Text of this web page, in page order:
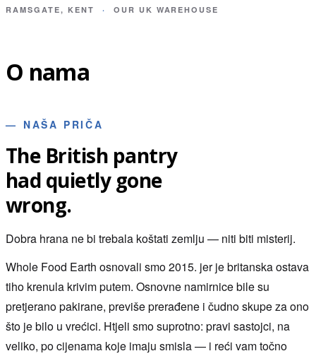
RAMSGATE, KENT · OUR UK WAREHOUSE
O nama
— NAŠA PRIČA
The British pantry
had quietly gone
wrong.
Dobra hrana ne bi trebala koštati zemlju — niti biti misterij.
Whole Food Earth osnovali smo 2015. jer je britanska ostava
tiho krenula krivim putem. Osnovne namirnice bile su
pretjerano pakirane, previše prerađene i čudno skupe za ono
što je bilo u vrećici. Htjeli smo suprotno: pravi sastojci, na
veliko, po cijenama koje imaju smisla — i reći vam točno